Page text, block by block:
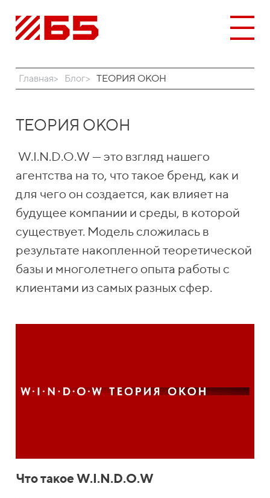
Главная Блог ТЕОРИЯ ОКОН
ТЕОРИЯ ОКОН
W.I.N.D.O.W — это взгляд нашего
агентства на то, что такое бренд, как и
для чего он создается, как влияет на
будущее компании и среды, в которой
существует. Модель сложилась в
результате накопленной теоретической
базы и многолетнего опыта работы с
клиентами из самых разных сфер.
Что такое W.I.N.D.O.W